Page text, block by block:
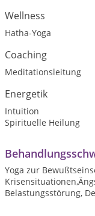
Wellness
Hatha-Yoga
Coaching
Meditationsleitung
Energetik
Intuition
Spirituelle Heilung
Yoga zur
Belastungsstörung,